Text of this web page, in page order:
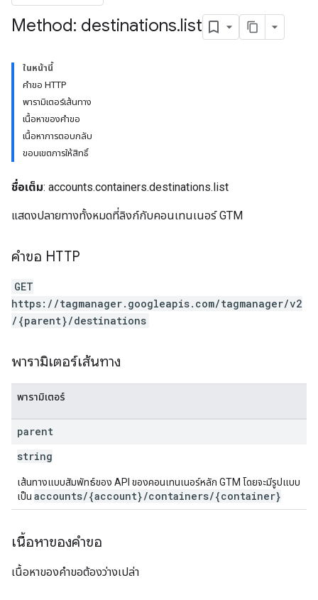
Method: destinations.list
ในหน้านี้
คำขอ HTTP
พารามิเตอร์เส้นทาง
เนื้อหาของคำขอ
เนื้อหาการตอบกลับ
ขอบเขตการให้สิทธิ์
ชื่อเต็ม: accounts.containers.destinations.list
แสดงปลายทางทั้งหมดที่ลิงก์กับคอนเทนเนอร์ GTM
คำขอ HTTP
GET
https://tagmanager.googleapis.com/tagmanager/v2
/{parent}/destinations
พารามิเตอร์เส้นทาง
พารามิเตอร์
parent
string
เส้นทางแบบสัมพัทธ์ของ API ของคอนเทนเนอร์หลัก GTM โดยจะมีรูปแบบ
เป็น accounts/{account}/containers/{container}
เนื้อหาของคำขอ
เนื้อหาของคำขอต้องว่างเปล่า